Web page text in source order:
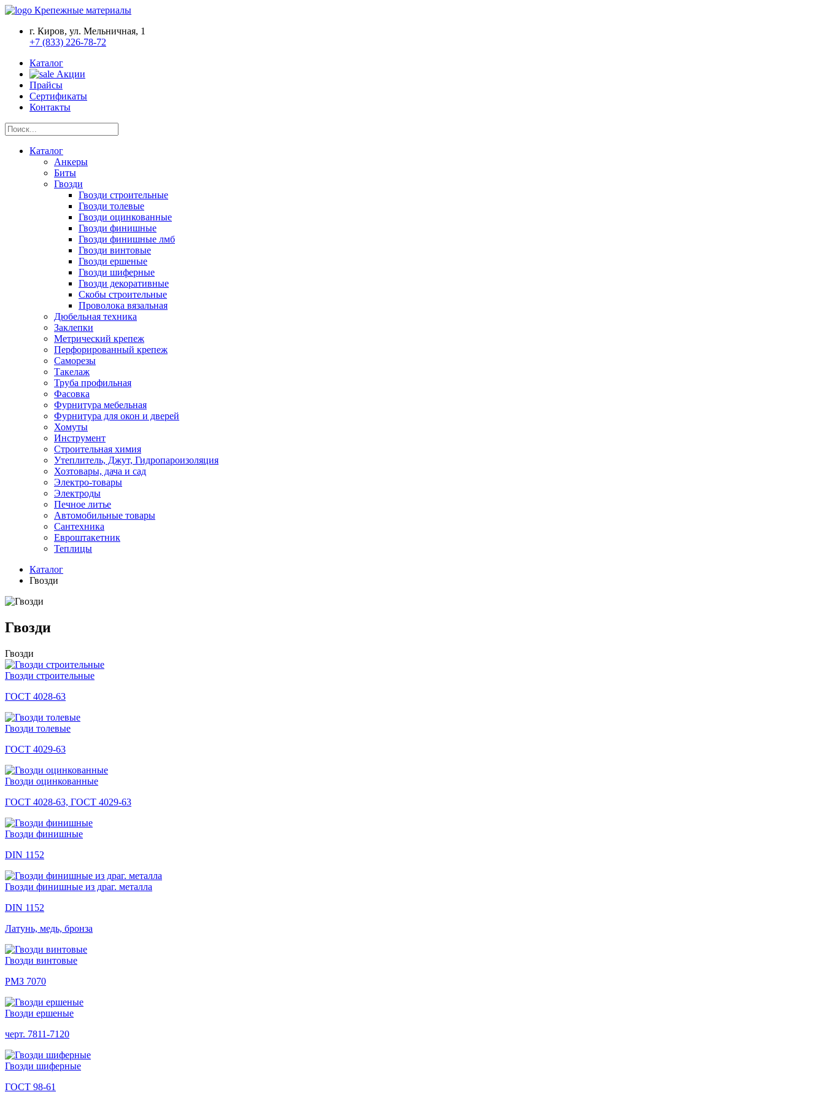
Крепежные материалы
г. Киров, ул. Мельничная, 1
+7 (833) 226-78-72
Каталог
Акции
Прайсы
Сертификаты
Контакты
Каталог
Анкеры
Биты
Гвозди
Гвозди строительные
Гвозди толевые
Гвозди оцинкованные
Гвозди финишные
Гвозди финишные лмб
Гвозди винтовые
Гвозди ершеные
Гвозди шиферные
Гвозди декоративные
Скобы строительные
Проволока вязальная
Дюбельная техника
Заклепки
Метрический крепеж
Перфорированный крепеж
Саморезы
Такелаж
Труба профильная
Фасовка
Фурнитура мебельная
Фурнитура для окон и дверей
Хомуты
Инструмент
Строительная химия
Утеплитель, Джут, Гидропароизоляция
Хозтовары, дача и сад
Электро-товары
Электроды
Печное литье
Автомобильные товары
Сантехника
Евроштакетник
Теплицы
Каталог
Гвозди
Гвозди
Гвозди
Гвозди строительные
ГОСТ 4028-63
Гвозди толевые
ГОСТ 4029-63
Гвозди оцинкованные
ГОСТ 4028-63, ГОСТ 4029-63
Гвозди финишные
DIN 1152
Гвозди финишные из драг. металла
DIN 1152
Латунь, медь, бронза
Гвозди винтовые
РМЗ 7070
Гвозди ершеные
черт. 7811-7120
Гвозди шиферные
ГОСТ 98-61